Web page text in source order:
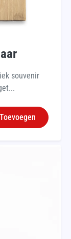
souvenir
Toevoegen